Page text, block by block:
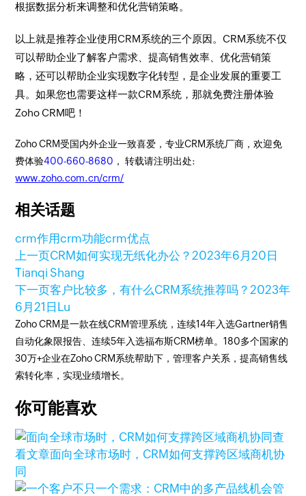
根据数据分析来调整和优化营销策略。
以上就是推荐企业使用CRM系统的三个原因。CRM系统不仅
可以帮助企业了解客户需求、提高销售效率、优化营销策
略，还可以帮助企业实现数字化转型，是企业发展的重要工
具。如果您也需要这样一款CRM系统，那就免费注册体验
Zoho CRM吧！
Zoho CRM受国内外企业一致喜爱，专业CRM系统厂商，欢迎免
费体验400-660-8680 ， 转载请注明出处:
www.zoho.com.cn/crm/
相关话题
crm作用crm功能crm优点
上一页CRM如何实现无纸化办公？2023年6月20日
Tianqi Shang
下一页客户比较多，有什么CRM系统推荐吗？2023年
6月21日 Lu
Zoho CRM是一款在线CRM管理系统，连续14年入选Gartner销售
自动化象限报告、连续5年入选福布斯CRM榜单。180多个国家的
30万+企业在Zoho CRM系统帮助下，管理客户关系，提高销售线
索转化率，实现业绩增长。
你可能喜欢
查
看文章面向全球市场时，CRM如何支撑跨区域商机协
同